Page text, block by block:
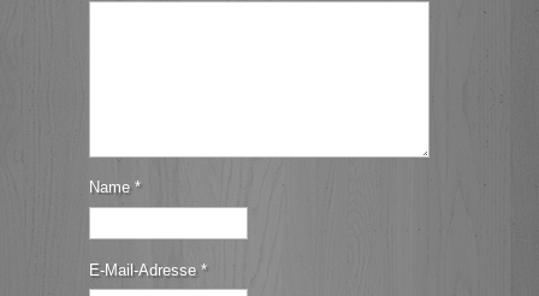
Name *
E-Mail-Adresse *